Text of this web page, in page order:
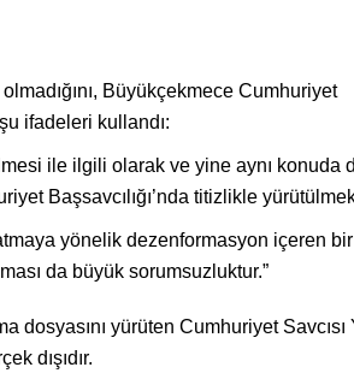
Büyükçekmece Cumhuriyet
ifadeleri kullandı:
ile ilgili olarak ve yine aynı konuda
Başsavcılığı’nda titizlikle
yönelik dezenformasyon içeren
da büyük sorumsuzluktur.”
dosyasını yürüten Cumhuriyet Savcısı
dışıdır.